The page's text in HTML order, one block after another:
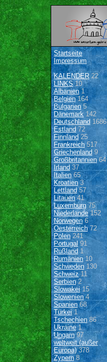
Startseite
Impressum
KALENDER22
LINKS10
Albanien1
Belgien164
Bulgarien 5
Dänemark142
Deutschland 1686
Estland 72
Finnland 25
Frankreich517
Griechenland9
Großbritannien64
Irland 37
Italien65
Kroatien3
Lettland57
Litauen41
Luxemburg 75
Niederlande152
Norwegen6
Oesterreich72
Polen 241
Portugal91
Rußland 1
Rumänien10
Schweden 130
Schweiz11
Serbien2
Slowakei15
Slowenien4
Spanien68
Türkei1
Tschechien 86
Ukraine1
Ungarn97
weltweit (außer
Europa)378
Zypern8